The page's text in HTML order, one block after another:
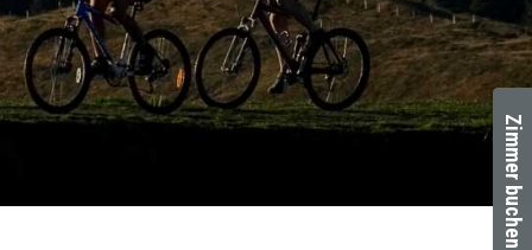
Zimmer buchen